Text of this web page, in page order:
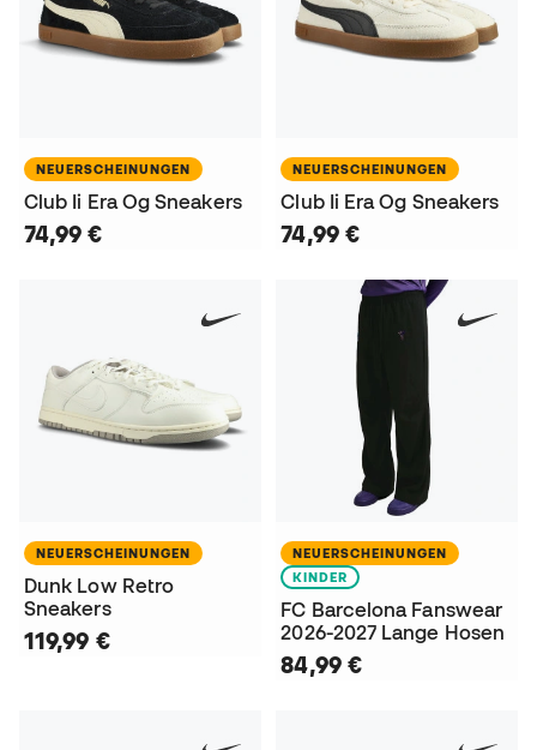
NEUERSCHEINUNGEN
Club Ii Era Og Sneakers
74,99 €
NEUERSCHEINUNGEN
Club Ii Era Og Sneakers
74,99 €
NEUERSCHEINUNGEN
Dunk Low Retro
Sneakers
119,99 €
NEUERSCHEINUNGEN
KINDER
FC Barcelona Fanswear
2026-2027 Lange Hosen
84,99 €